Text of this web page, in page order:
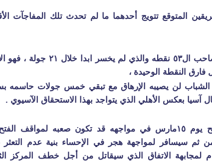
المتوقع تتويج أحدهما ما لم تحدث تلك المفاجآت
سأبدأ بالمتصدر الشباب صاحب ال٥٣ نقطه والذي لم يخسر ابدا خلال
النقطة الوحيدة ،
الشباب لن يصيبه الإرهاق مع تبقي خمس جولات حاسمه
بعكس الأهلي الذي يتواجد بهذا الاستحقاق الآسيوي .
فالشباب سيستضيف الفتح يوم ١٥مارس في مواجهه قد تكون صعبه لمواقف
ثم سيسافر لمواجهة هجر في الإحساء بنية عدم التعثر
للدمام بعد ٦ أيام لمجابهة الاتفاق الذي سيقاتل من أجل خطف المركز